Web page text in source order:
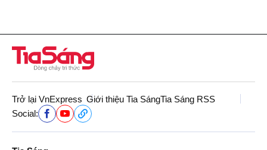
Trở lại VnExpress Giới thiệu Tia SángTia Sáng RSS
Social: